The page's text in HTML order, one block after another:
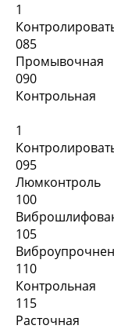
1
085
Промывочная
090
Контрольная
1
095
Люмконтроль
100
105
110
Контрольная
115
Расточная